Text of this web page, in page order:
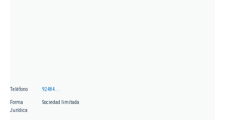
Teléfono 92484...
Forma
Jurídica
Sociedad limitada